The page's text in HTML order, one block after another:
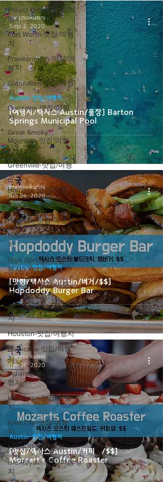
Forest Grove-맛집/여
행지
Fort Worth-맛집/여행
지
Frankenmuth-맛집/여
행지
Glennallen-맛집/여행
지
Gonzales-맛집/여행
지
Great Smoky
Mountain-맛집/여행
지
Greenville-맛집/여행
지
Harrison-맛집/여행지
Harrison-맛집/여행지
Harrison-맛집/여행지
Hiawassee-맛집/여행
지
High Springs-맛집/여
행지
Hoboken-맛집/여행
지
Honolulu-맛집/여행
지
Houston-맛집/여행지
Hurricane-맛집/여행
지
Indianapolis-맛집/여
행지
Inverness-맛집/여행
지
Iowa City-맛집/여행
지
Irvine-맛집/여행지
Isle Royale-맛집/여행
지
[여행지/텍사스 Austin/풀장] Barton
Springs Municipal Pool
Austin-맛집/여행지
megookunni
Sep 2, 2020
[맛집/텍사스 Austin/버거/$$]
Hopdoddy Burger Bar
Austin-맛집/여행지
megookunni
Jun 26, 2020
[맛집/텍사스 Austin/커피샾/$$]
Morzart's Coffee Roaster
Austin-맛집/여행지
megookunni
Jun 26, 2020